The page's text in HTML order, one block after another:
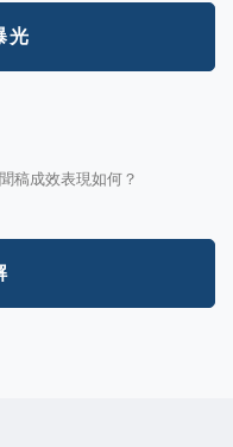
光
稿成效表現如何？